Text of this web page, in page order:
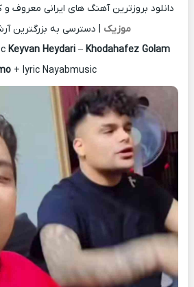
دانلود بروزترین آهنگ های ایرانی معروف
موزیک | دسترسی به بزرگترین
Keyvan Heydari– Khodahafez Golam
+ lyric Nayabmusic